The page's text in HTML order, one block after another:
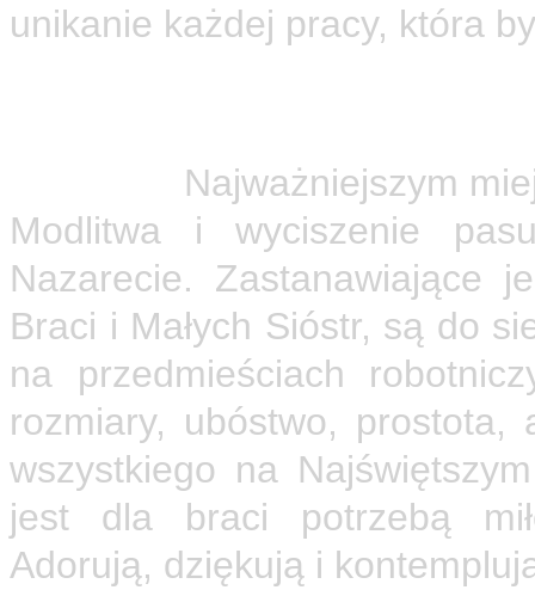
unikanie każdej pracy, która
Najważniejszym
Modlitwa i wyciszenie
Nazarecie. Zastanawiające
Braci i Małych Sióstr, są do
na przedmieściach
rozmiary, ubóstwo, prostota,
wszystkiego na
jest dla braci potrzebą
Adorują, dziękują i